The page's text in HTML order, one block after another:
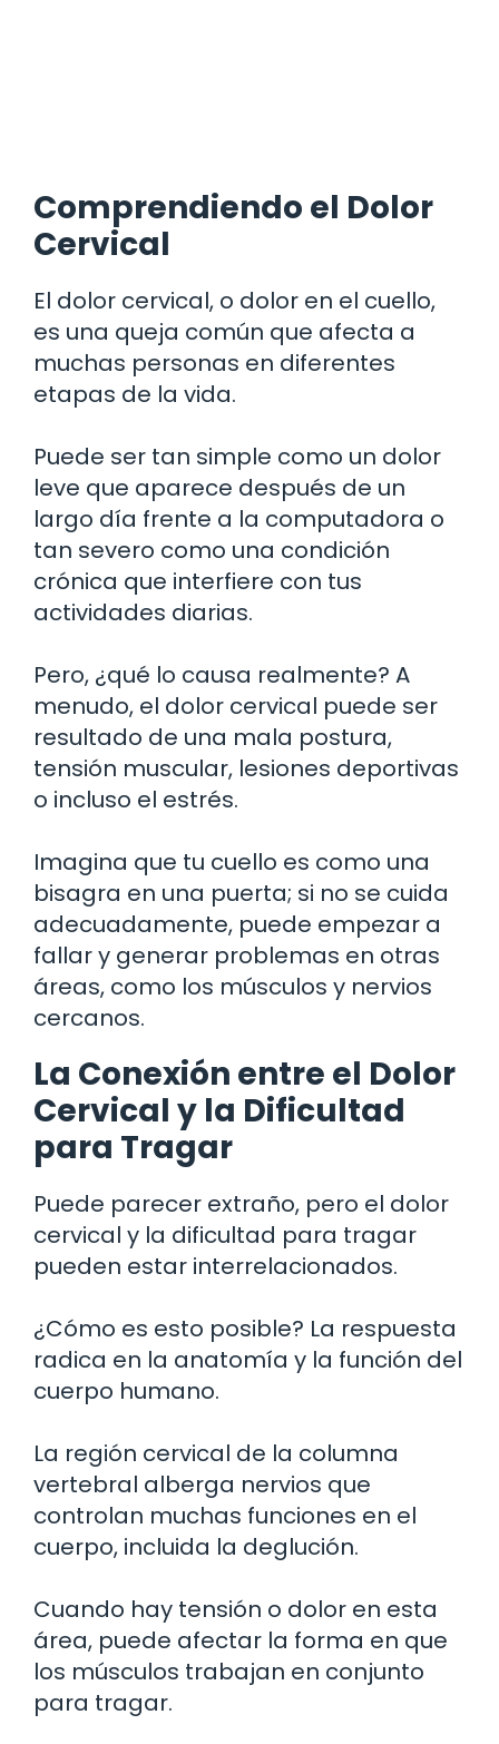
Comprendiendo el Dolor
Cervical
El dolor cervical, o dolor en el cuello,
es una queja común que afecta a
muchas personas en diferentes
etapas de la vida.
Puede ser tan simple como un dolor
leve que aparece después de un
largo día frente a la computadora o
tan severo como una condición
crónica que interfiere con tus
actividades diarias.
Pero, ¿qué lo causa realmente? A
menudo, el dolor cervical puede ser
resultado de una mala postura,
tensión muscular, lesiones deportivas
o incluso el estrés.
Imagina que tu cuello es como una
bisagra en una puerta; si no se cuida
adecuadamente, puede empezar a
fallar y generar problemas en otras
áreas, como los músculos y nervios
cercanos.
La Conexión entre el Dolor
Cervical y la Dificultad
para Tragar
Puede parecer extraño, pero el dolor
cervical y la dificultad para tragar
pueden estar interrelacionados.
¿Cómo es esto posible? La respuesta
radica en la anatomía y la función del
cuerpo humano.
La región cervical de la columna
vertebral alberga nervios que
controlan muchas funciones en el
cuerpo, incluida la deglución.
Cuando hay tensión o dolor en esta
área, puede afectar la forma en que
los músculos trabajan en conjunto
para tragar.